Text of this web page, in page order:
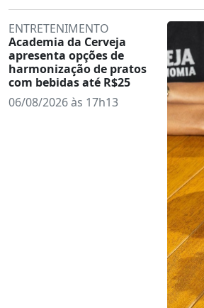
ENTRETENIMENTO
Academia da Cerveja
apresenta opções de
harmonização de pratos
com bebidas até R$25
06/08/2026 às 17h13